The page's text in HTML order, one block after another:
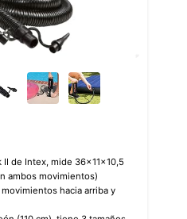
II de Intex, mide 36x11x10,5
ambos movimientos)
hacia arriba y